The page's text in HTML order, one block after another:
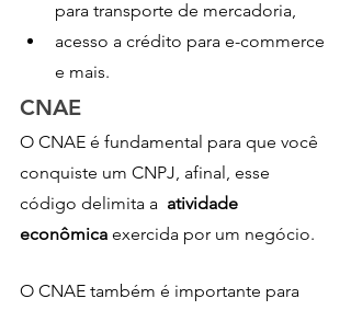
para transporte de mercadoria,
acesso a crédito para e-commerce
e mais.
CNAE
O CNAE é fundamental para que você
conquiste um CNPJ, afinal, esse
código delimita a atividade
econômica exercida por um negócio.
O CNAE também é importante para